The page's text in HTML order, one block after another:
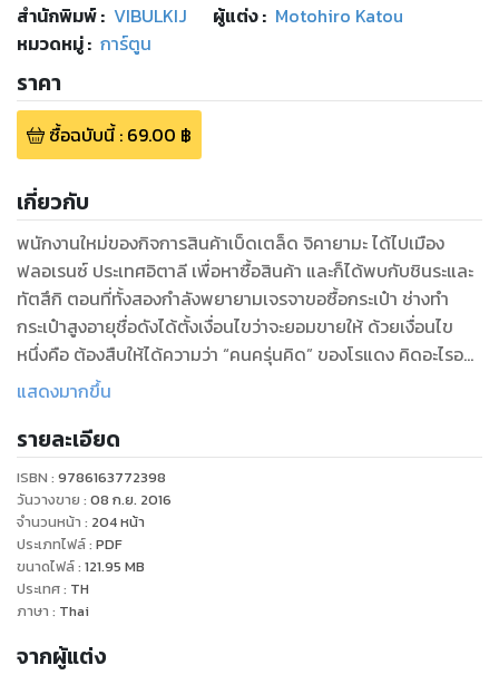
สำนักพิมพ์: VIBULKIJ ผู้แต่ง : Motohiro Katou
หมวดหมู่: การ์ตูน
ราคา
ซื้อฉบับนี้: 69.00 ฿
เกี่ยวกับ
พนักงานใหม่ของกิจการสินค้าเบ็ดเตล็ด จิคายามะ ได้ไปเมือง
ฟลอเรนซ์ ประเทศอิตาลี เพื่อหาซื้อสินค้า และก็ได้พบกับชินระและ
ทัตสึกิ ตอนที่ทั้งสองกำลังพยายามเจรจาขอซื้อกระเป๋า ช่างทำ
กระเป๋าสูงอายุชื่อดังได้ตั้งเงื่อนไขว่าจะยอมขายให้ ด้วยเงื่อนไข
หนึ่งคือ ต้องสืบให้ได้ความว่า “คนครุ่นคิด” ของโรแดง คิดอะไรอยู่
กันแน่?
แสดงมากขึ้น
รายละเอียด
ISBN : 9786163772398
วันวางขาย : 08 ก.ย. 2016
จำนวนหน้า : 204หน้า
ประเภทไฟล์: PDF
ขนาดไฟล์: 121.95 MB
ประเทศ: TH
ภาษา : Thai
จากผู้แต่ง